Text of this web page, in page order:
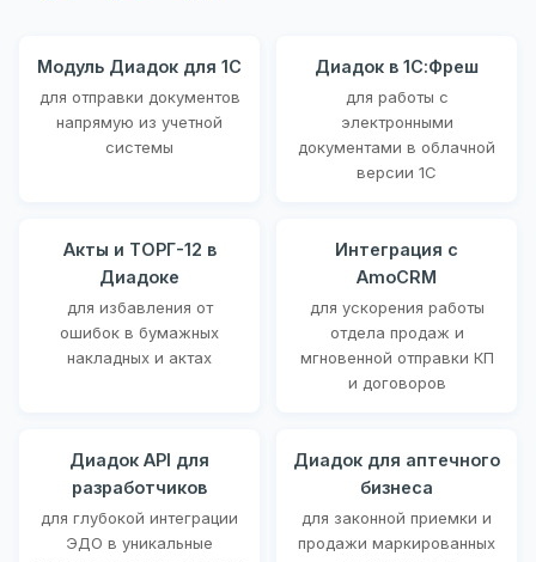
Модуль Диадок для 1С
для отправки документов
напрямую из учетной
системы
Диадок в 1С:Фреш
для работы с
электронными
документами в облачной
версии 1С
Акты и ТОРГ-12 в
Диадоке
для избавления от
ошибок в бумажных
накладных и актах
Интеграция с
AmoCRM
для ускорения работы
отдела продаж и
мгновенной отправки КП
и договоров
Диадок API для
разработчиков
для глубокой интеграции
ЭДО в уникальные
Диадок для аптечного
бизнеса
для законной приемки и
продажи маркированных